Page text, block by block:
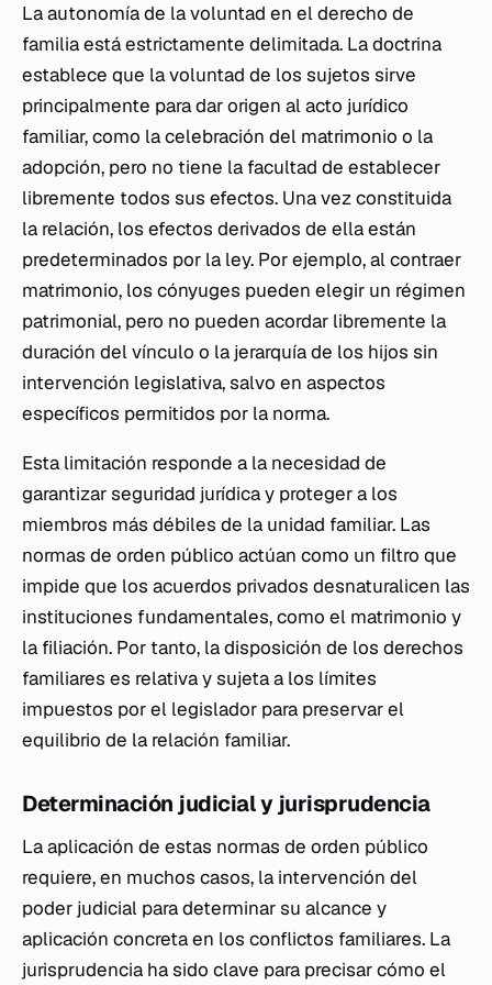
La autonomía de la voluntad en el derecho de
familia está estrictamente delimitada. La doctrina
establece que la voluntad de los sujetos sirve
principalmente para dar origen al acto jurídico
familiar, como la celebración del matrimonio o la
adopción, pero no tiene la facultad de establecer
libremente todos sus efectos. Una vez constituida
la relación, los efectos derivados de ella están
predeterminados por la ley. Por ejemplo, al contraer
matrimonio, los cónyuges pueden elegir un régimen
patrimonial, pero no pueden acordar libremente la
duración del vínculo o la jerarquía de los hijos sin
intervención legislativa, salvo en aspectos
específicos permitidos por la norma.
Esta limitación responde a la necesidad de
garantizar seguridad jurídica y proteger a los
miembros más débiles de la unidad familiar. Las
normas de orden público actúan como un filtro que
impide que los acuerdos privados desnaturalicen las
instituciones fundamentales, como el matrimonio y
la filiación. Por tanto, la disposición de los derechos
familiares es relativa y sujeta a los límites
impuestos por el legislador para preservar el
equilibrio de la relación familiar.
Determinación judicial y jurisprudencia
La aplicación de estas normas de orden público
requiere, en muchos casos, la intervención del
poder judicial para determinar su alcance y
aplicación concreta en los conflictos familiares. La
jurisprudencia ha sido clave para precisar cómo el